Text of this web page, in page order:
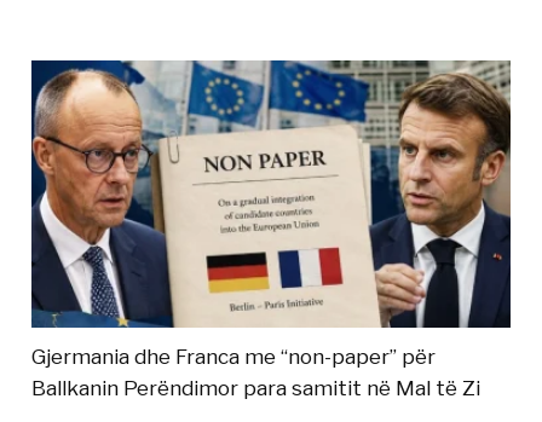
Gjermania dhe Franca me “non-paper” për
Ballkanin Perëndimor para samitit në Mal të Zi